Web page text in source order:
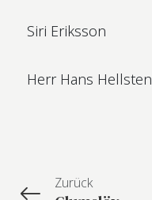
Siri Eriksson
Herr Hans Hellsten
Zurück